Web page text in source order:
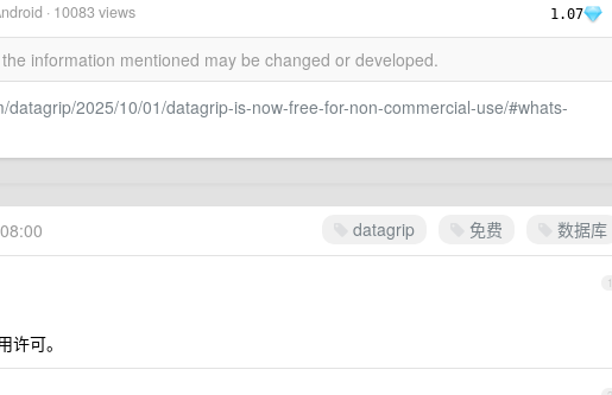
1.07
· 10083 views
information mentioned may be changed or developed.
datagrip/2025/10/01/datagrip-is-now-free-for-non-commercial-use/#whats-
datagrip 免费 数据库
1
可。